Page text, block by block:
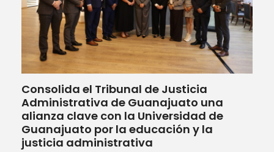
Consolida el Tribunal de Justicia
Administrativa de Guanajuato una
alianza clave con la Universidad de
Guanajuato por la educación y la
justicia administrativa